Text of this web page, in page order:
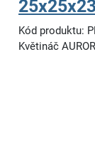
Kód produktu:
Květináč